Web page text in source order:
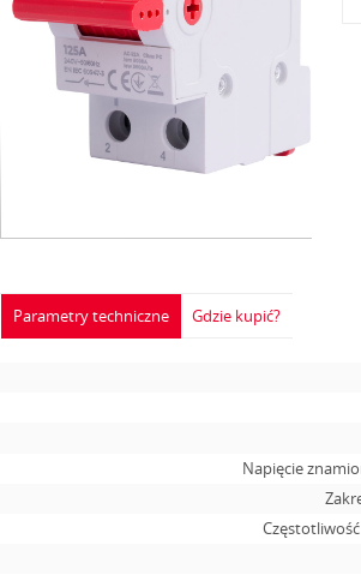
Parametry techniczne
Napięcie
Gdzie kupić?